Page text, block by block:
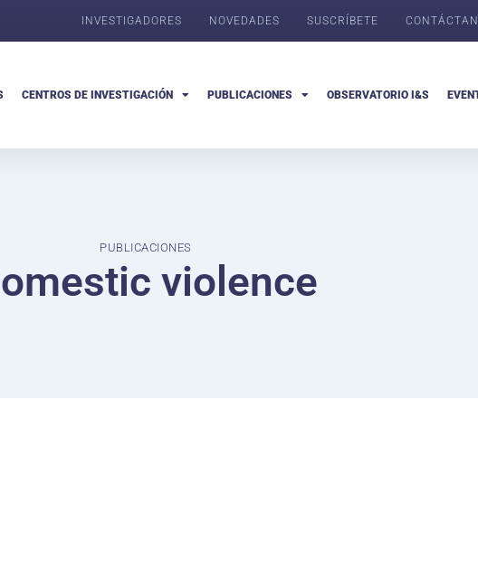
INVESTIGADORES NOVEDADES SUSCRÍBETE
CENTROS DE INVESTIGACIÓN PUBLICACIONES OBSERVATORIO I&S
PUBLICACIONES
violence